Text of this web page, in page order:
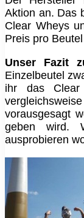
Aktion an. Das
Clear Wheys
Preis pro
Unser Fazit
Einzelbeutel
ihr das
vorausgesagt
geben wird.
ausprobieren